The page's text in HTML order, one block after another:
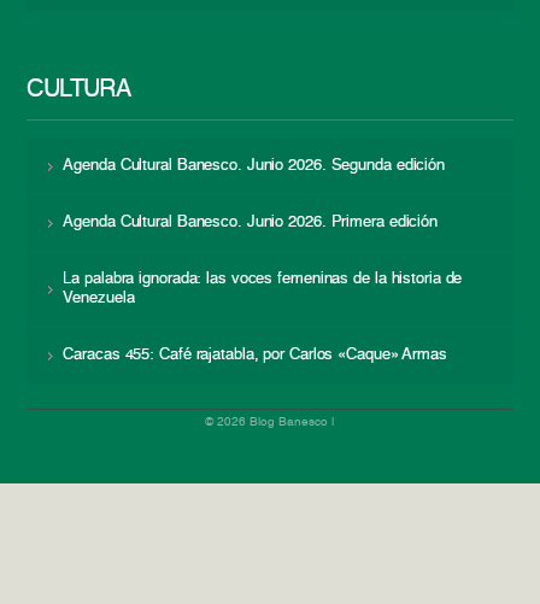
CULTURA
Agenda Cultural Banesco. Junio 2026. Segunda edición
Agenda Cultural Banesco. Junio 2026. Primera edición
La palabra ignorada: las voces femeninas de la historia de
Venezuela
Caracas 455: Café rajatabla, por Carlos «Caque» Armas
© 2026 Blog Banesco |